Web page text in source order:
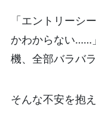
「エントリーシ
かわからない……
機、全部バラバ
そんな不安を抱